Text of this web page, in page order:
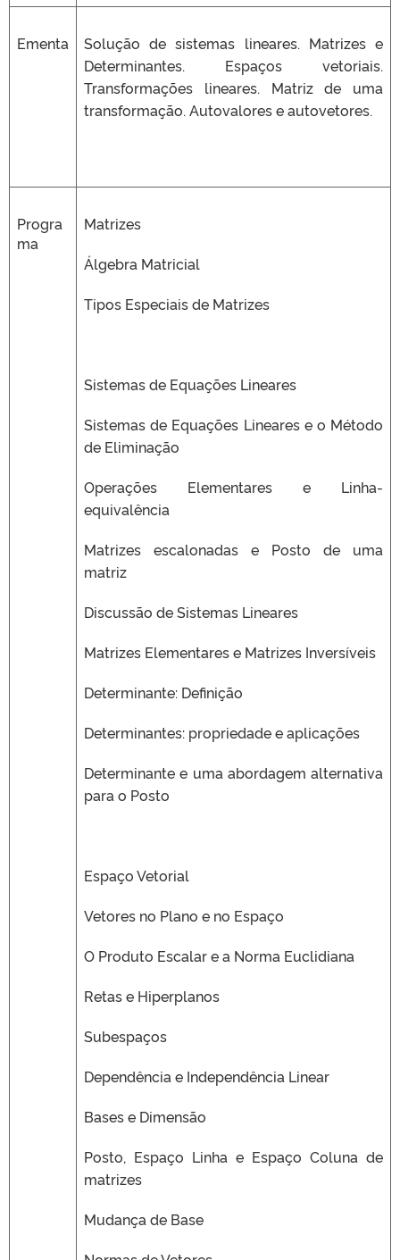
Ementa
Solução de sistemas lineares. Matrizes e
Determinantes. Espaços vetoriais.
Transformações lineares. Matriz de uma
transformação. Autovalores e autovetores.
Progra
ma
Matrizes
Álgebra Matricial
Tipos Especiais de Matrizes
Sistemas de Equações Lineares
Sistemas de Equações Lineares e o Método
de Eliminação
Operações Elementares e Linha-
equivalência
Matrizes escalonadas e Posto de uma
matriz
Discussão de Sistemas Lineares
Matrizes Elementares e Matrizes Inversíveis
Determinante: Definição
Determinantes: propriedade e aplicações
Determinante e uma abordagem alternativa
para o Posto
Espaço Vetorial
Vetores no Plano e no Espaço
O Produto Escalar e a Norma Euclidiana
Retas e Hiperplanos
Subespaços
Dependência e Independência Linear
Bases e Dimensão
Posto, Espaço Linha e Espaço Coluna de
matrizes
Mudança de Base